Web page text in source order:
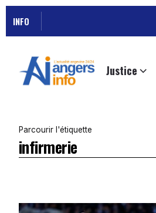
INFO
Justice
Parcourir l'étiquette
infirmerie